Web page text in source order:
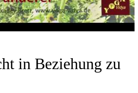
in Beziehung zu